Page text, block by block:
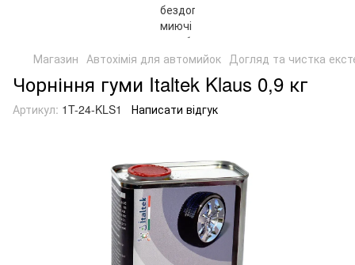
Магазин Автохімія для автомийок Догляд та чистка
Чорніння гуми Italtek Klaus 0,9 кг
Артикул: 1T-24-KLS1 Написати відгук